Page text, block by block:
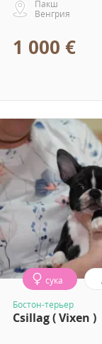
Пакш
Венгрия
1 000 €
сука
Бостон-терьер
Csillag ( Vixen )